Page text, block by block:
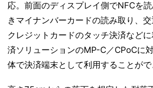
応。前面のディスプレイ側でNFCを
きマイナンバーカードの読み取り、
クレジットカードのタッチ決済など
済ソリューションのMP-C／CPoCに
体で決済端末として利用することがで